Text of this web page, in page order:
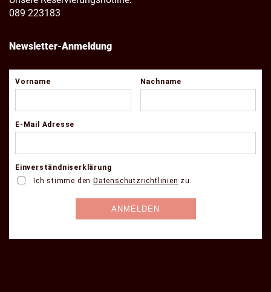
089 223183
Newsletter-Anmeldung